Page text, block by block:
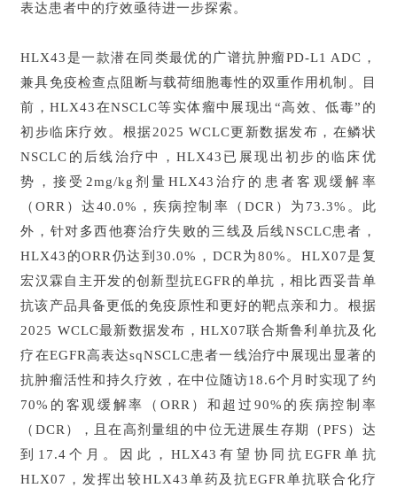
表达患者中的疗效亟待进一步探索。
HLX43是一款潜在同类最优的广谱抗肿瘤PD-L1 ADC，
兼具免疫检查点阻断与载荷细胞毒性的双重作用机制。目
前，HLX43在NSCLC等实体瘤中展现出“高效、低毒”的
初步临床疗效。根据2025 WCLC更新数据发布，在鳞状
NSCLC的后线治疗中，HLX43已展现出初步的临床优
势，接受2mg/kg剂量HLX43治疗的患者客观缓解率
（ORR）达40.0%，疾病控制率（DCR）为73.3%。此
外，针对多西他赛治疗失败的三线及后线NSCLC患者，
HLX43的ORR仍达到30.0%，DCR为80%。HLX07是复
宏汉霖自主开发的创新型抗EGFR的单抗，相比西妥昔单
抗该产品具备更低的免疫原性和更好的靶点亲和力。根据
2025 WCLC最新数据发布，HLX07联合斯鲁利单抗及化
疗在EGFR高表达sqNSCLC患者一线治疗中展现出显著的
抗肿瘤活性和持久疗效，在中位随访18.6个月时实现了约
70%的客观缓解率（ORR）和超过90%的疾病控制率
（DCR），且在高剂量组的中位无进展生存期（PFS）达
到17.4个月。因此，HLX43有望协同抗EGFR单抗
HLX07，发挥出较HLX43单药及抗EGFR单抗联合化疗